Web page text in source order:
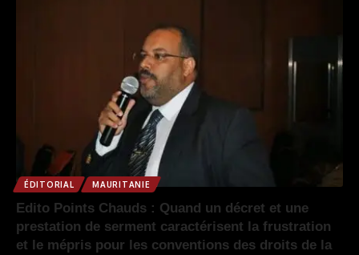
ÉDITORIAL MAURITANIE
Edito Points Chauds : Quand un décret et une
prestation de serment caractérisent la frustration
et le mépris pour les conventions des droits de la